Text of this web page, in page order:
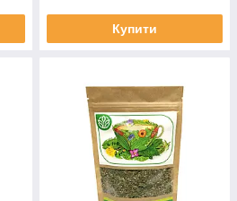
Купити